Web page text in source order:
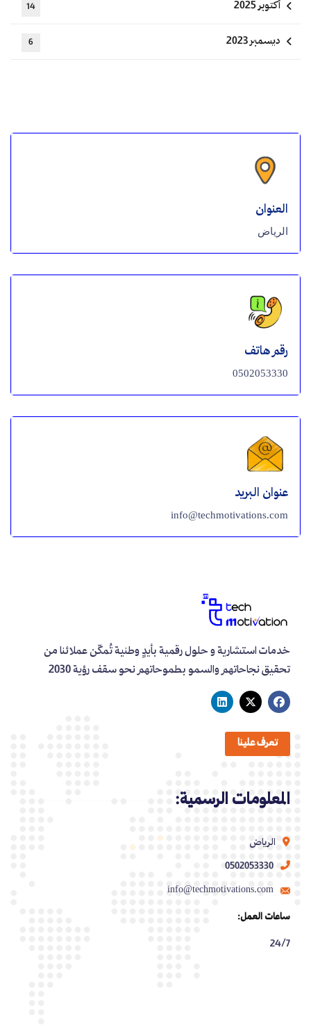
أكتوبر 2025 14
ديسمبر 2023 6
العنوان
الرياض
رقم هاتف
0502053330
عنوان البريد
info@techmotivations.com
خدمات استشارية و حلول رقمية بأيدٍ وطنية تُمكّن عملائنا من
تحقيق نجاحاتهم والسمو بطموحاتهم نحو سقف رؤية 2030
تعرف علينا
المعلومات الرسمية:
الرياض
0502053330
info@techmotivations.com
ساعات العمل:
24/7